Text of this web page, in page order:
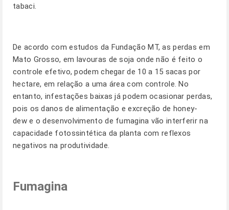
tabaci.
De acordo com estudos da Fundação MT, as perdas em
Mato Grosso, em lavouras de soja onde não é feito o
controle efetivo, podem chegar de 10 a 15 sacas por
hectare, em relação a uma área com controle. No
entanto, infestações baixas já podem ocasionar perdas,
pois os danos de alimentação e excreção de honey-
dew e o desenvolvimento de fumagina vão interferir na
capacidade fotossintética da planta com reflexos
negativos na produtividade.
Fumagina